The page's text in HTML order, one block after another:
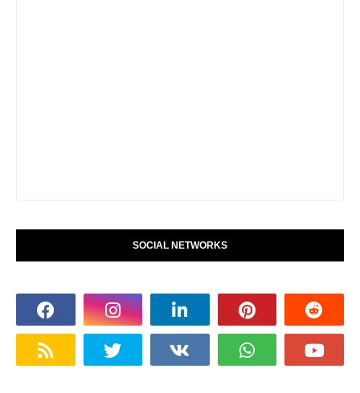
SOCIAL NETWORKS